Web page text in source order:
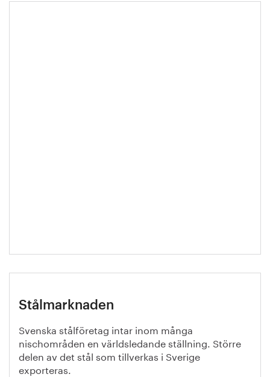
Stålmarknaden
Svenska stålföretag intar inom många
nischområden en världsledande ställning. Större
delen av det stål som tillverkas i Sverige
exporteras.